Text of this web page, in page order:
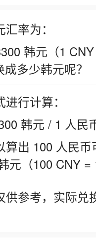
率为：
韩元（1
多少韩元呢？
行计算：
韩元 / 1 人民
算出 100 人民
元（100 CNY =
供参考，实际